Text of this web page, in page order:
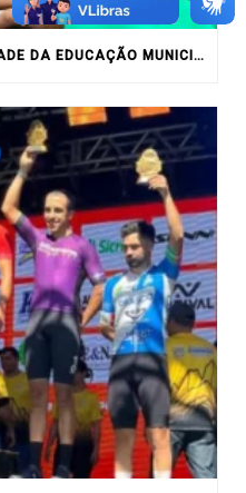
OSASCO REAFIRMA QUALIDADE DA EDUCAÇÃO MUNICIPAL COM RESULTADOS DO IDEB